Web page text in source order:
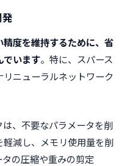
度を維持するために、省
でいます。特に、スパース
ニューラルネットワーク
、不要なパラメータを削
減し、メモリ使用量を削
の圧縮や重みの剪定